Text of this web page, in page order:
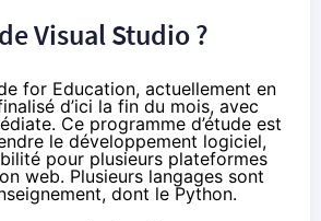
Visual Studio ?
for Education, actuellement en
d’ici la fin du mois, avec
Ce programme d’étude est
le développement logiciel,
pour plusieurs plateformes
web. Plusieurs langages sont
dont le Python.